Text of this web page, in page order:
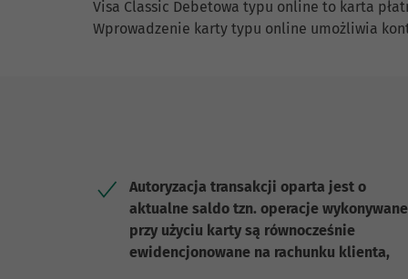
Visa Classic Debetowa typu online to karta
Wprowadzenie karty typu online umożliwia
Autoryzacja transakcji oparta jest o
aktualne saldo tzn. operacje wykonywane
przy użyciu karty są równocześnie
ewidencjonowane na rachunku klienta,